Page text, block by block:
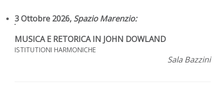
3 Ottobre 2026, Spazio Marenzio:
MUSICA E RETORICA IN JOHN DOWLAND
ISTITUTIONI HARMONICHE
Sala Bazzini